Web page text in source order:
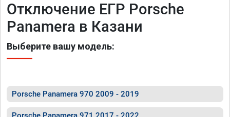
Отключение ЕГР Porsche
Panamera в Казани
Выберите вашу модель:
Porsche Panamera 970 2009 - 2019